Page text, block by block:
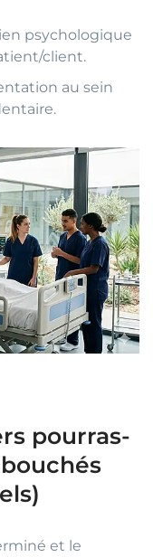
psychologique
client.
au sein
pourras-
et le